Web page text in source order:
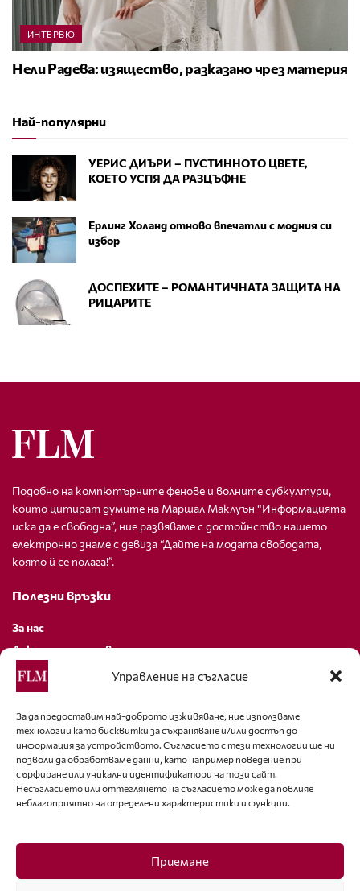
Управление на съгласие
За да предоставим най-доброто изживяване, ние използваме
технологии като бисквитки за съхраняване и/или достъп до
информация за устройството. Съгласието с тези технологии ще ни
позволи да обработваме данни, като например поведение при
сърфиране или уникални идентификатори на този сайт.
Несъгласието или оттеглянето на съгласието може да повлияе
неблагоприятно на определени характеристики и функции.
Приемане
ИНТЕРВЮ
Нели Радева: изящество, разказано чрез материя
Най-популярни
УЕРИС ДИЪРИ – ПУСТИННОТО ЦВЕТЕ,
КОЕТО УСПЯ ДА РАЗЦЪФНЕ
Ерлинг Холанд отново впечатли с модния си
избор
ДОСПЕХИТЕ – РОМАНТИЧНАТА ЗАЩИТА НА
РИЦАРИТЕ
Подобно на компютърните фенове и волните субкултури,
които цитират думите на Маршал Маклуън “Информацията
иска да е свободна”, ние развяваме с достойнство нашето
електронно знаме с девиза “Дайте на модата свободата,
която й се полага!”.
Полезни връзки
За нас
Декларация за поверителност
Политика за бисквитки
За контакти
editor@fashion-lifestyle.net
+359 88 227 33 47
Последвайте ни
Facebook